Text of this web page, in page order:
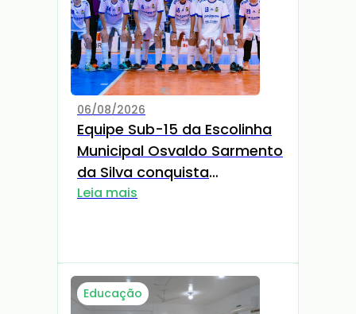
06/08/2026
Equipe Sub-15 da Escolinha
Municipal Osvaldo Sarmento
da Silva conquista
classificação para a Série
Leia mais
Educação